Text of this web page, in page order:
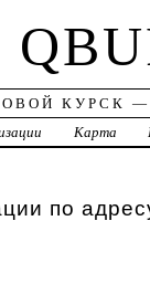
КУРСК
Карта
по